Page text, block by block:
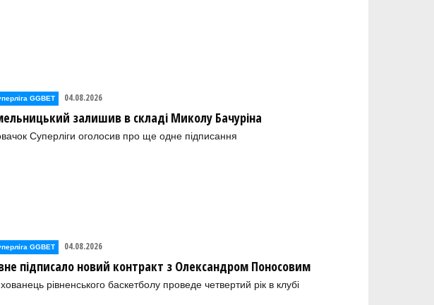
GGBET 04.08.2026
залишив в складі Миколу Бачуріна
Суперліги оголосив про ще одне підписання
GGBET 04.08.2026
підписало новий контракт з Олександром Поносовим
рівненського баскетболу проведе четвертий рік в клубі